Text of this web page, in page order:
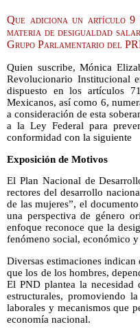
Que adiciona un artículo
materia de desigualdad
Grupo Parlamentario del
Quien suscribe, Mónica
Revolucionario Institucional
dispuesto en los artículos
Mexicanos, así como 6,
a consideración de esta
a la Ley Federal para
conformidad con la siguiente
Exposición de Motivos
El Plan Nacional de
rectores del desarrollo
de las mujeres”, el
una perspectiva de género
enfoque reconoce que la
fenómeno social, económico
Diversas estimaciones
que los de los hombres,
El PND plantea la necesidad
estructurales, promoviendo
laborales y mecanismos que
economía nacional.